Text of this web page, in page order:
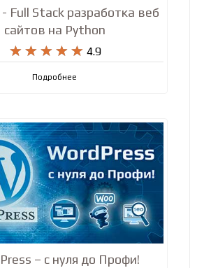
Full Stack разработка веб
сайтов на Python
    
     4.9
Подробнее
– с нуля до Профи!